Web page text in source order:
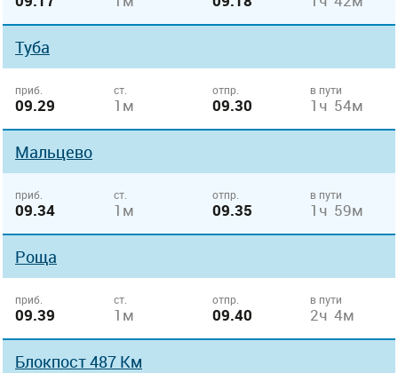
Туба
приб.
09.29
ст.
1м
отпр.
09.30
в пути
1ч 54м
Мальцево
приб.
09.34
ст.
1м
отпр.
09.35
в пути
1ч 59м
Роща
приб.
09.39
ст.
1м
отпр.
09.40
в пути
2ч 4м
Блокпост 487 Км